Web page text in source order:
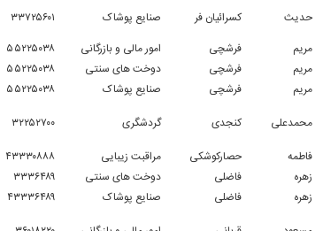
حدیث کسرائیان فر صنایع پوشاک ۳۳۷۲۵۶۰۱
مریم فرشچی امور مالی و بازرگانی ۵۵۲۲۵۰۳۸
مریم فرشچی دوخت های سنتی ۵۵۲۲۵۰۳۸
مریم فرشچی صنایع پوشاک ۵۵۲۲۵۰۳۸
محمدعلی کنجدی گردشگری ۳۲۲۵۲۷۰۰
فاطمه حصارکوشکی مراقبت زیبایی ۴۳۳۳۰۸۸۸
زهره فاضلی دوخت های سنتی ۳۳۳۶۴۸۹
زهره فاضلی صنایع پوشاک ۴۳۳۳۶۴۸۹